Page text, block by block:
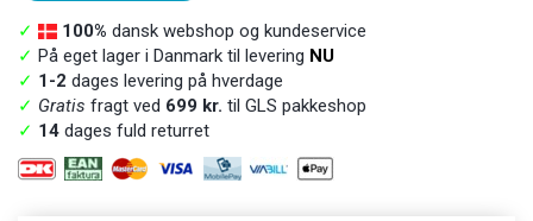
✓ 100% dansk webshop og kundeservice
✓ På eget lager i Danmark til levering NU
✓ 1-2 dages levering på hverdage
✓ Gratis fragt ved 699 kr. til GLS pakkeshop
✓ 14 dages fuld returret